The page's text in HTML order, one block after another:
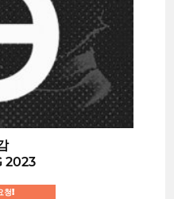
2023
청!